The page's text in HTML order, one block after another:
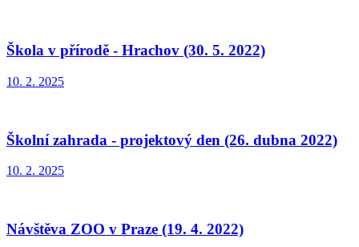
Škola v přírodě - Hrachov (30. 5. 2022)
10. 2. 2025
Školní zahrada - projektový den (26. dubna 2022)
10. 2. 2025
Návštěva ZOO v Praze (19. 4. 2022)